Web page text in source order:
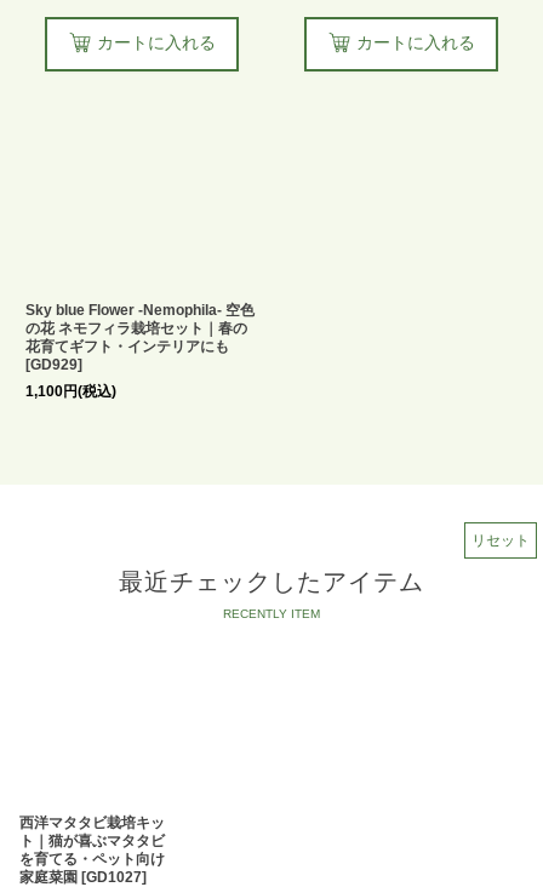
カートに入れる カートに入れる
Sky blue Flower -Nemophila- 空色
の花 ネモフィラ栽培セット｜春の
花育てギフト・インテリアにも
[GD929]
1,100円(税込)
最近チェックしたアイテム
リセット
西洋マタタビ栽培キッ
ト｜猫が喜ぶマタタビ
を育てる・ペット向け
家庭菜園 [GD1027]